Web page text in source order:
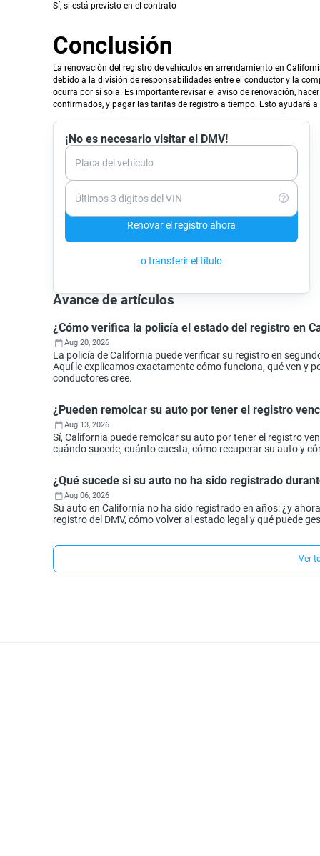
Sí, si está previsto en el contrato
Conclusión
La renovación del registro de vehículos en arrendamiento en
debido a la división de responsabilidades entre el conductor y la
ocurra por sí sola. Es importante revisar el aviso de renovación,
confirmados, y pagar las tarifas de registro a tiempo. Esto ayudará
¡No es necesario visitar el DMV!
Placa del vehículo
Últimos 3 dígitos del VIN
Renovar el registro ahora
o transferir el título
Avance de artículos
¿Cómo verifica la policía el estado del registro en
Aug 20, 2026
La policía de California puede verificar su registro en
Aquí le explicamos exactamente cómo funciona, qué ven y
conductores cree.
¿Pueden remolcar su auto por tener el registro
Aug 13, 2026
Sí, California puede remolcar su auto por tener el registro
cuándo sucede, cuánto cuesta, cómo recuperar su auto y
¿Qué sucede si su auto no ha sido registrado
Aug 06, 2026
Su auto en California no ha sido registrado en años: ¿y
registro del DMV, cómo volver al estado legal y qué puede
Ver